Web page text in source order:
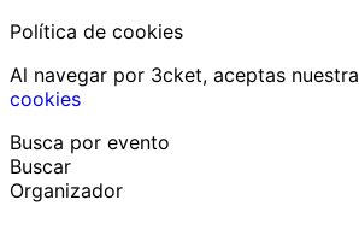
Política de cookies
Al navegar por 3cket, aceptas nuestra
cookies
Busca por evento
Buscar
Organizador